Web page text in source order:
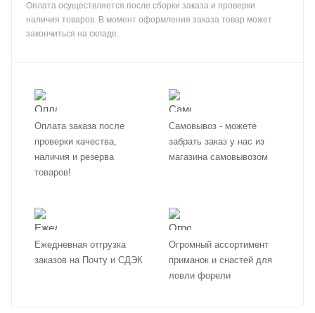
Оплата осуществляется после сборки заказа и проверки
наличия товаров. В момент оформления заказа товар может
закончиться на складе.
Оплата заказа после
проверки качества,
наличия и резерва
товаров!
Самовывоз - можете
забрать заказ у нас из
магазина самовывозом
Ежедневная отгрузка
заказов на Почту и СДЭК
Огромный ассортимент
приманок и снастей для
ловли форели